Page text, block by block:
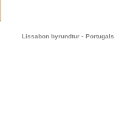
Lissabon byrundtur - Portugals